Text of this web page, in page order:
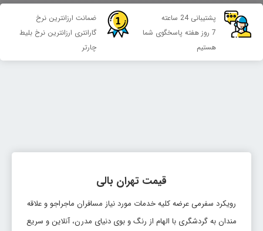
پشتیبانی 24 ساعته
7 روز هفته پاسخگوی شما
هستیم
ضمانت ارزانترین نرخ
گارانتری ارزانترین نرخ بلیط
چارتر
قیمت تهران بالی
رویکرد سفرمی عرضه کلیه خدمات مورد نیاز مسافران ماجراجو و علاقه
مندان به گردشگری با الهام از رنگ و بوی دنیای مدرن، آنلاین و سریع